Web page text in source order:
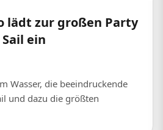
lädt zur großen Party
ein
Wasser, die beeindruckende
und dazu die größten